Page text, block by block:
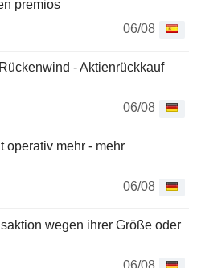
premios
06/08
- Aktienrückkauf
06/08
operativ mehr - mehr
06/08
wegen ihrer Größe oder